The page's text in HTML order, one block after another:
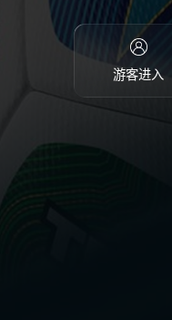
游客进入